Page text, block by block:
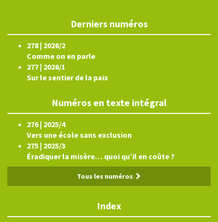
Derniers numéros
278 | 2026/2
Comme on en parle
277 | 2026/1
Sur le sentier de la paix
Numéros en texte intégral
276 | 2025/4
Vers une école sans exclusion
275 | 2025/3
Éradiquer la misère… quoi qu’il en coûte ?
Tous les numéros
Index